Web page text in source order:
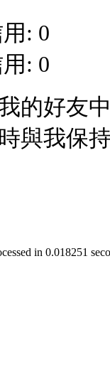
: 0
: 0
的好友
與我保
in 0.018251